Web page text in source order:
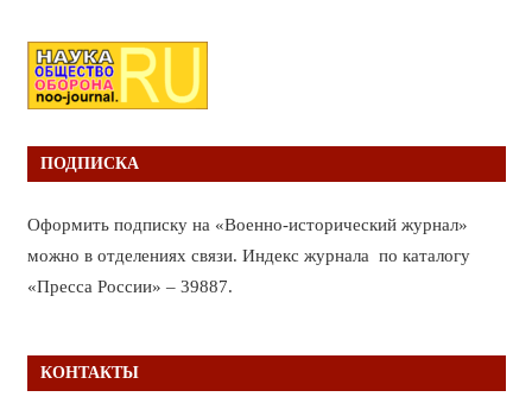
ПОДПИСКА
Оформить подписку на «Военно-исторический журнал»
можно в отделениях связи. Индекс журнала по каталогу
«Пресса России» – 39887.
КОНТАКТЫ